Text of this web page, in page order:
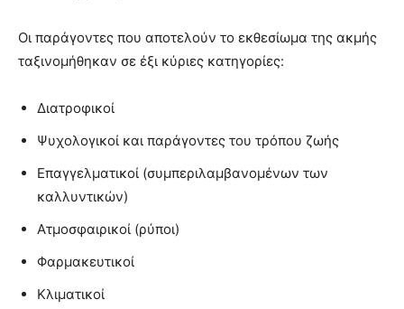
Οι παράγοντες που αποτελούν το εκθεσίωμα της ακμής
ταξινομήθηκαν σε έξι κύριες κατηγορίες:
Διατροφικοί
Ψυχολογικοί και παράγοντες του τρόπου ζωής
Επαγγελματικοί (συμπεριλαμβανομένων των
καλλυντικών)
Ατμοσφαιρικοί (ρύποι)
Φαρμακευτικοί
Κλιματικοί